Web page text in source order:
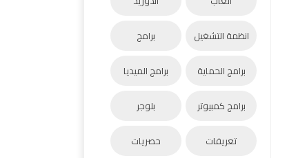
انظمة التشغيل برامج
برامج الحماية برامج الميديا
برامج كمبيوتر بلوجر
تعريفات حصريات